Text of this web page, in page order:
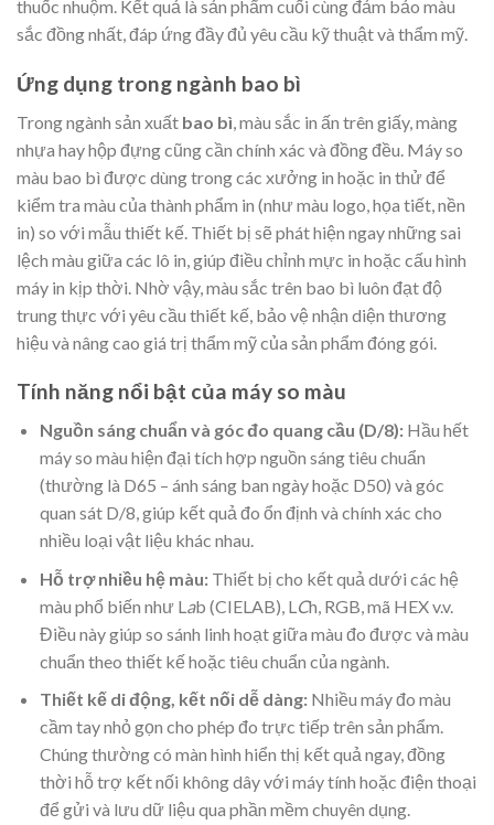
thuốc nhuộm. Kết quả là sản phẩm cuối cùng đảm bảo màu
sắc đồng nhất, đáp ứng đầy đủ yêu cầu kỹ thuật và thẩm mỹ.
Ứng dụng trong ngành bao bì
Trong ngành sản xuất bao bì , màu sắc in ấn trên giấy, màng
nhựa hay hộp đựng cũng cần chính xác và đồng đều. Máy so
màu bao bì được dùng trong các xưởng in hoặc in thử để
kiểm tra màu của thành phẩm in (như màu logo, họa tiết, nền
in) so với mẫu thiết kế. Thiết bị sẽ phát hiện ngay những sai
lệch màu giữa các lô in, giúp điều chỉnh mực in hoặc cấu hình
máy in kịp thời. Nhờ vậy, màu sắc trên bao bì luôn đạt độ
trung thực với yêu cầu thiết kế, bảo vệ nhận diện thương
hiệu và nâng cao giá trị thẩm mỹ của sản phẩm đóng gói.
Tính năng nổi bật của máy so màu
Nguồn sáng chuẩn và góc đo quang cầu (D/8):Hầu hết
máy so màu hiện đại tích hợp nguồn sáng tiêu chuẩn
(thường là D65 – ánh sáng ban ngày hoặc D50) và góc
quan sát D/8, giúp kết quả đo ổn định và chính xác cho
nhiều loại vật liệu khác nhau.
Hỗ trợ nhiều hệ màu:Thiết bị cho kết quả dưới các hệ
màu phổ biến như L ab (CIELAB), L Ch, RGB, mã HEX v.v.
Điều này giúp so sánh linh hoạt giữa màu đo được và màu
chuẩn theo thiết kế hoặc tiêu chuẩn của ngành.
Thiết kế di động, kết nối dễ dàng:Nhiều máy đo màu
cầm tay nhỏ gọn cho phép đo trực tiếp trên sản phẩm.
Chúng thường có màn hình hiển thị kết quả ngay, đồng
thời hỗ trợ kết nối không dây với máy tính hoặc điện thoại
để gửi và lưu dữ liệu qua phần mềm chuyên dụng.